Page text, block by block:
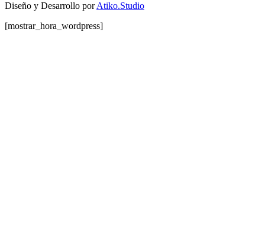
Diseño y Desarrollo porAtiko.Studio
[mostrar_hora_wordpress]